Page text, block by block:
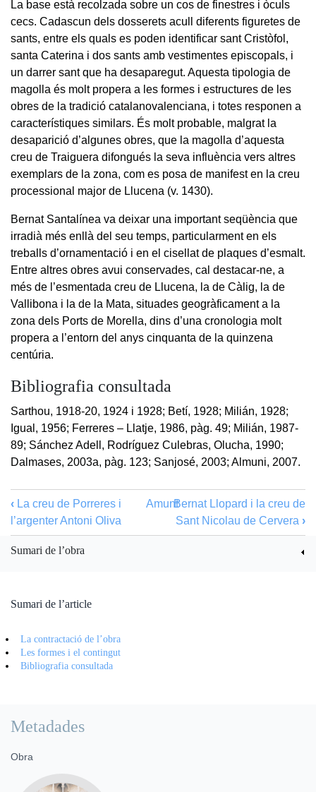
La base està recolzada sobre un cos de finestres i òculs
cecs. Cadascun dels dosserets acull diferents figuretes de
sants, entre els quals es poden identificar sant Cristòfol,
santa Caterina i dos sants amb vestimentes episcopals, i
un darrer sant que ha desaparegut. Aquesta tipologia de
magolla és molt propera a les formes i estructures de les
obres de la tradició catalanovalenciana, i totes responen a
característiques similars. És molt probable, malgrat la
desaparició d’algunes obres, que la magolla d’aquesta
creu de Traiguera difongués la seva influència vers altres
exemplars de la zona, com es posa de manifest en la creu
processional major de Llucena (v. 1430).
Bernat Santalínea va deixar una important seqüència que
irradià més enllà del seu temps, particularment en els
treballs d’ornamentació i en el cisellat de plaques d’esmalt.
Entre altres obres avui conservades, cal destacar-ne, a
més de l’esmentada creu de Llucena, la de Càlig, la de
Vallibona i la de la Mata, situades geogràficament a la
zona dels Ports de Morella, dins d’una cronologia molt
propera a l’entorn del anys cinquanta de la quinzena
centúria.
Bibliografia consultada
Sarthou, 1918-20, 1924 i 1928; Betí, 1928; Milián, 1928;
Igual, 1956; Ferreres – Llatje, 1986, pàg. 49; Milián, 1987-
89; Sánchez Adell, Rodríguez Culebras, Olucha, 1990;
Dalmases, 2003a, pàg. 123; Sanjosé, 2003; Almuni, 2007.
‹ La creu de Porreres i
l’argenter Antoni Oliva
AmuntBernat Llopard i la creu de
Sant Nicolau de Cervera ›
Sumari de l’obra
Sumari de l’article
La contractació de l’obra
Les formes i el contingut
Bibliografia consultada
Metadades
Obra